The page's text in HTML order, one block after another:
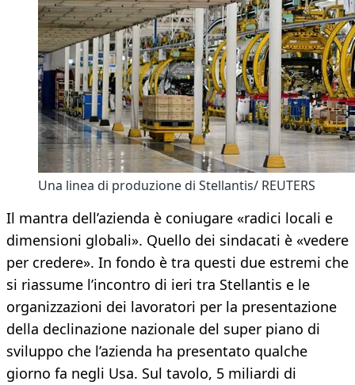
Una linea di produzione di Stellantis/ REUTERS
Il mantra dell’azienda è coniugare «radici locali e
dimensioni globali». Quello dei sindacati è «vedere
per credere». In fondo è tra questi due estremi che
si riassume l’incontro di ieri tra Stellantis e le
organizzazioni dei lavoratori per la presentazione
della declinazione nazionale del super piano di
sviluppo che l’azienda ha presentato qualche
giorno fa negli Usa. Sul tavolo, 5 miliardi di